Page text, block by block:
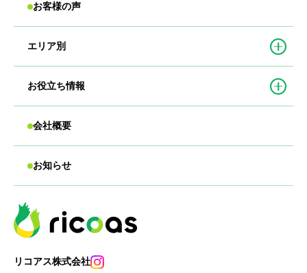
お客様の声
エリア別
お役立ち情報
会社概要
お知らせ
リコアス株式会社